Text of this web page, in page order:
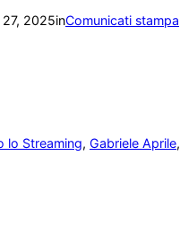
2025inComunicati stampa
lo Streaming, Gabriele Aprile,